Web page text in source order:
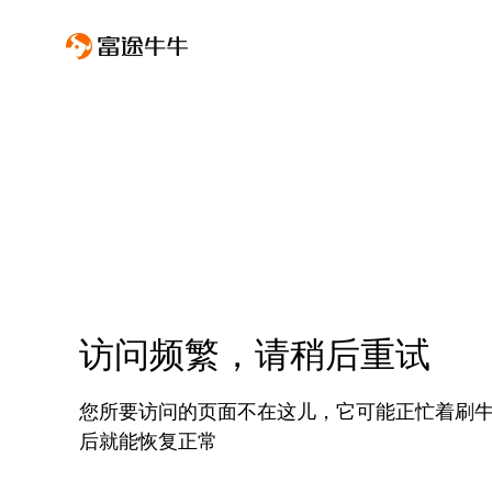
访问频繁，请稍后重试
您所要访问的页面不在这儿，它可能正忙着刷
后就能恢复正常